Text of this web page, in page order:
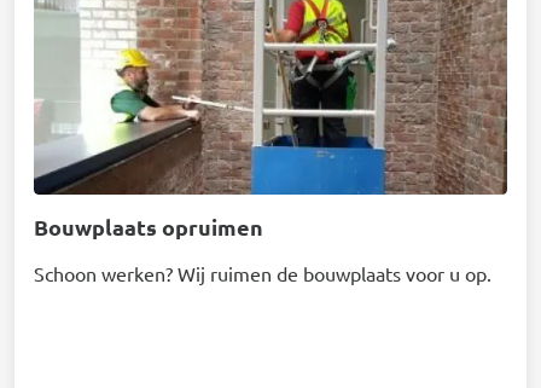
Bouwplaats opruimen
Schoon werken? Wij ruimen de bouwplaats voor u op.